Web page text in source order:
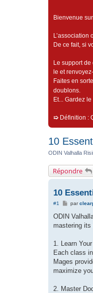
Bienvenue
De ce fait, si
Le support
le et
Faites en
doublons.
Et... Gardez
➯ Définition :
10
ODIN Valhalla
Répondre
10
#1
M
s
a
par
ODIN
mastering its
1. Learn
Each class
Mages
maximize
2. Master